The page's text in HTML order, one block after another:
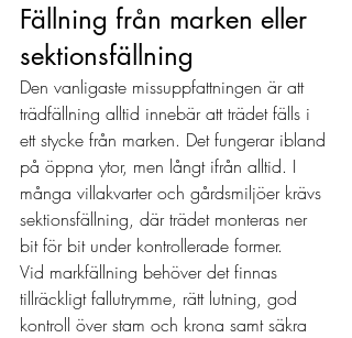
Fällning från marken eller
sektionsfällning
Den vanligaste missuppfattningen är att
trädfällning alltid innebär att trädet fälls i
ett stycke från marken. Det fungerar ibland
på öppna ytor, men långt ifrån alltid. I
många villakvarter och gårdsmiljöer krävs
sektionsfällning, där trädet monteras ner
bit för bit under kontrollerade former.
Vid markfällning behöver det finnas
tillräckligt fallutrymme, rätt lutning, god
kontroll över stam och krona samt säkra